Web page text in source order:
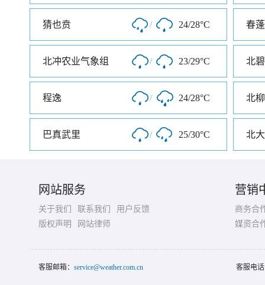
猜也贲 / 24/28°C 春蓬
北冲农业气象组 / 23/29°C 北
程逸 / 24/28°C 北
巴真武里 / 25/30°C 北
网站服务
关于我们 联系我们
用户反馈
版权声明
网站律师
营销
商务合
媒资合
客服邮箱： service@weather.com.cn 客服电